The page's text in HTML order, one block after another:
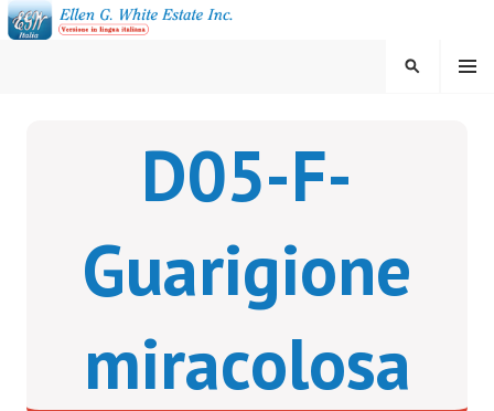
Vai
al
ELLEN G. WHITE ESTATE
INC.
MENU
CERCA
D05-F-
Guarigione
miracolosa